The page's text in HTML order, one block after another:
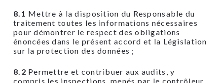
8.1 Mettre à la disposition du Responsable du
traitement toutes les informations nécessaires
pour démontrer le respect des obligations
énoncées dans le présent accord et la Législation
sur la protection des données ;
8.2 Permettre et contribuer aux audits, y
compris les inspections, menés par le contrôleur